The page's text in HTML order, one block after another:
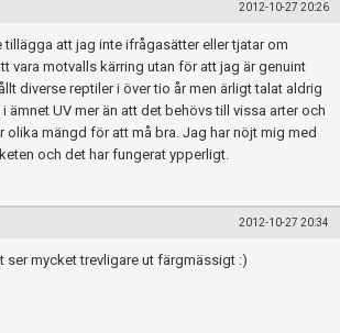
2012-10-27 20:26
tillägga att jag inte ifrågasätter eller tjatar om
vara motvalls kärring utan för att jag är genuint
diverse reptiler i över tio år men ärligt talat aldrig
ämnet UV mer än att det behövs till vissa arter och
olika mängd för att må bra. Jag har nöjt mig med
och det har fungerat ypperligt.
2012-10-27 20:34
ser mycket trevligare ut färgmässigt :)